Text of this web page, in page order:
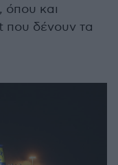
όπου και
που δένουν τα